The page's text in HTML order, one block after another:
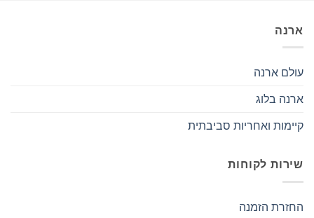
ארנה
עולם ארנה
ארנה בלוג
קיימות ואחריות סביבתית
שירות לקוחות
החזרת הזמנה